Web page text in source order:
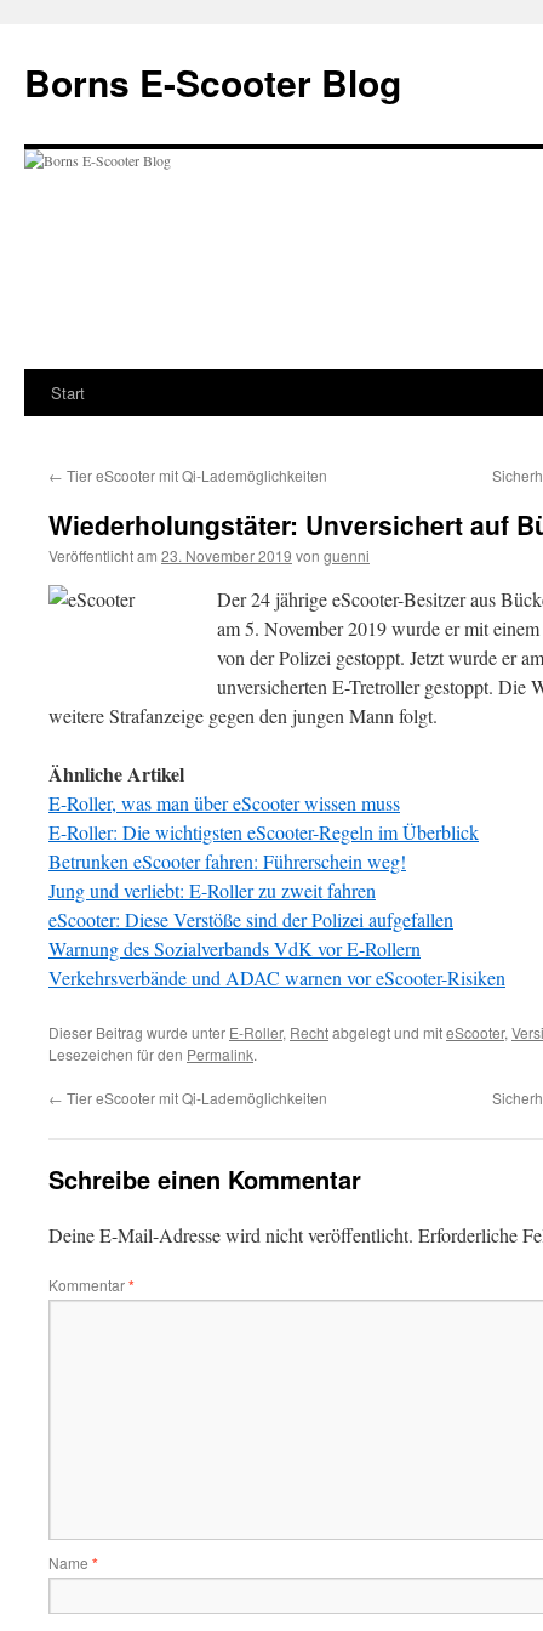
springen
Borns E-Scooter Blog
Start
← Tier eScooter mit Qi-Lademöglichkeiten
Wiederholungstäter: Unversichert auf
Veröffentlicht am 23. November 2019 von guenni
Der 24 jährige eScooter-Besitzer aus
am 5. November 2019 wurde er mit
von der Polizei gestoppt. Jetzt wurde er
unversicherten E-Tretroller gestoppt. Die
weitere Strafanzeige gegen den jungen Mann folgt.
Ähnliche Artikel
E-Roller, was man über eScooter wissen muss
E-Roller: Die wichtigsten eScooter-Regeln im Überblick
Betrunken eScooter fahren: Führerschein weg!
Jung und verliebt: E-Roller zu zweit fahren
eScooter: Diese Verstöße sind der Polizei aufgefallen
Warnung des Sozialverbands VdK vor E-Rollern
Verkehrsverbände und ADAC warnen vor eScooter-Risiken
Dieser Beitrag wurde unter E-Roller, Rechtabgelegt und miteScooter,
Lesezeichen für den Permalink.
← Tier eScooter mit Qi-Lademöglichkeiten
Schreibe einen Kommentar
Deine E-Mail-Adresse wird nicht veröffentlicht. Erforderliche
Kommentar*
Name *